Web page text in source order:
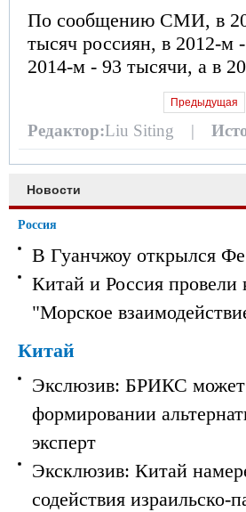
По сообщению СМИ, в
тысяч россиян, в 2012-м
2014-м - 93 тысячи, а в
Предыдущая
Редактор:Liu Siting |
Новости
Россия
В Гуанчжоу открылся
Китай и Россия
"Морское
Китай
Экслюзив: БРИКС может
формировании
эксперт
Эксклюзив: Китай
содействия